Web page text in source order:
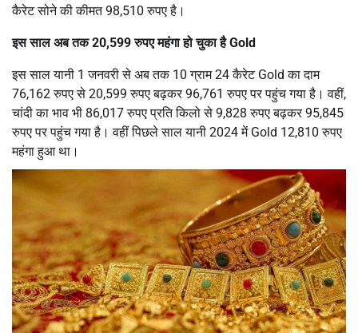
कैरेट सोने की कीमत 98,510 रुपए है।
इस साल अब तक 20,599 रुपए महंगा हो चुका है Gold
इस साल यानी 1 जनवरी से अब तक 10 ग्राम 24 कैरेट Gold का दाम
76,162 रुपए से 20,599 रुपए बढ़कर 96,761 रुपए पर पहुंच गया है। वहीं,
चांदी का भाव भी 86,017 रुपए प्रति किलो से 9,828 रुपए बढ़कर 95,845
रुपए पर पहुंच गया है। वहीं पिछले साल यानी 2024 में Gold 12,810 रुपए
महंगा हुआ था।